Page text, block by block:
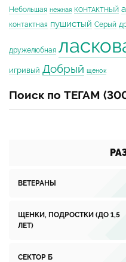
Небольшая нежная КОНТАКТНЫЙ
контактная пушистый Серый
дружелюбная
игривый Добрый щенок
Поиск по ТЕГАМ
ВЕТЕРАНЫ
ЩЕНКИ, ПОДРОСТКИ (ДО 1,5
ЛЕТ)
СЕКТОР Б